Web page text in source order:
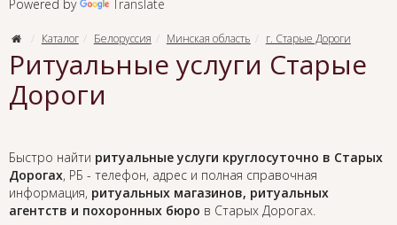
Powered by Translate
Каталог Белоруссия Минская область г. Старые Дороги
Ритуальные услуги Старые
Дороги
Быстро найти ритуальные услуги круглосуточно в Старых
Дорогах, РБ - телефон, адрес и полная справочная
информация, ритуальных магазинов, ритуальных
агентств и похоронных бюро в Старых Дорогах.